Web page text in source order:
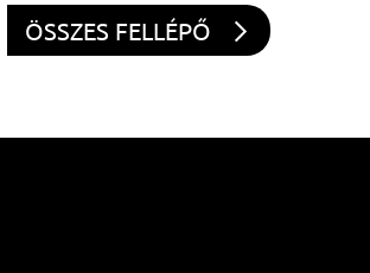
ÖSSZES FELLÉPŐ